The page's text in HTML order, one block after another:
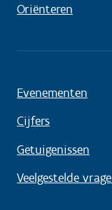
Oriënteren
Evenementen
Cijfers
Getuigenissen
Veelgestelde